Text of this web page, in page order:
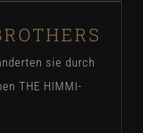
sie durch
THE HIMMI-